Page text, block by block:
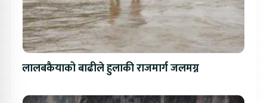
लालबकैयाको बाढीले हुलाकी राजमार्ग जलमग्न